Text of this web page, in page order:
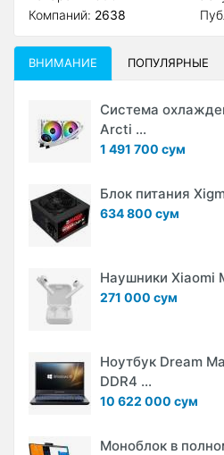
Компаний: 2638
ВНИМАНИЕ ПОПУЛЯРНЫЕ
Система
Arcti ...
1 491 700 сум
Блок питания
634 800 сум
Наушники Xiaomi
271 000 сум
Ноутбук Dream
DDR4 ...
10 622 000 сум
Моноблок в